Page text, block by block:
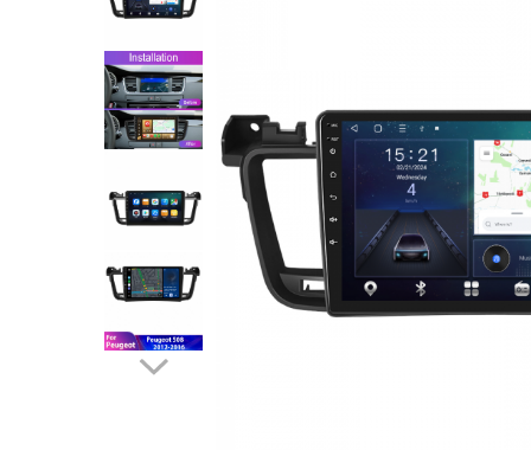
Navigatii Seat
Navigatii Ford
Navigatii Opel
Navigatii Hyundai
Navigatii Dacia
Navigatii Peugeot
Navigatii Audi
Navigatii BMW
Navigatii Mercedes
Navigatii Fiat